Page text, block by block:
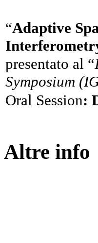
“Adaptive
presentato al “
Symposium
Oral Session:
Altre info